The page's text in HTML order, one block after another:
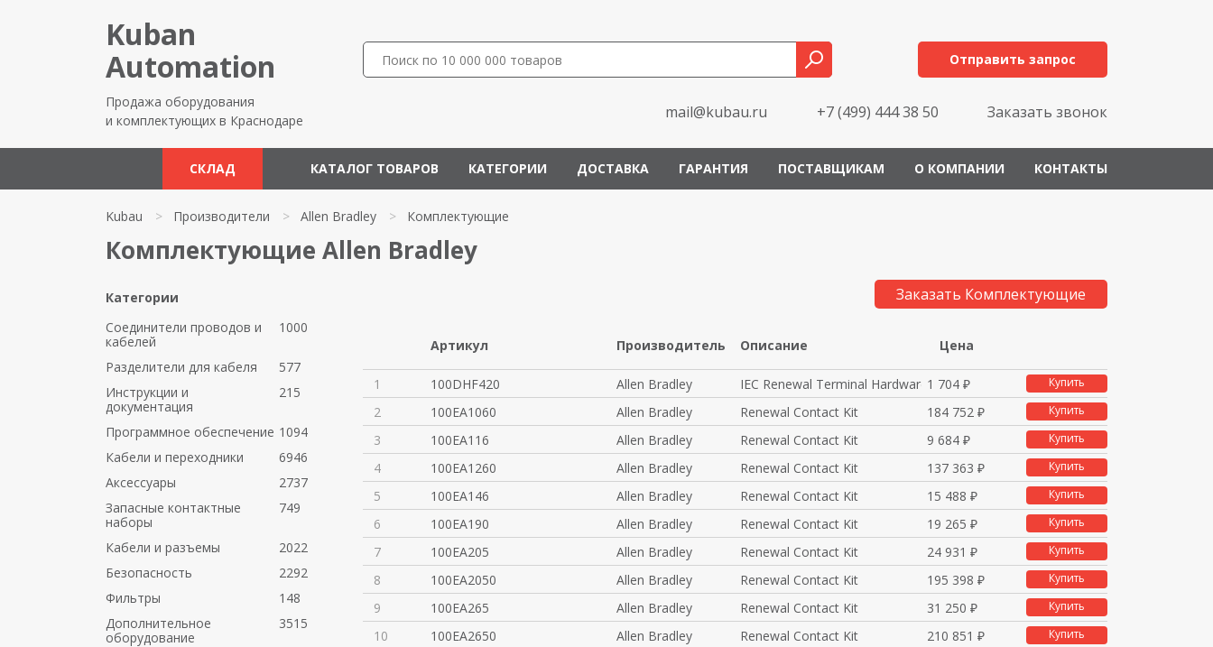
Kuban
Automation
Продажа оборудования
и комплектующих в Краснодаре
Отправить запрос
mail@kubau.ru +7 (499) 444 38 50 Заказать звонок
СКЛАД КАТАЛОГ ТОВАРОВ КАТЕГОРИИ ДОСТАВКА ГАРАНТИЯ ПОСТАВЩИКАМ О КОМПАНИИ КОНТАКТЫ
Kubau > Производители > Allen Bradley > Комплектующие
Комплектующие Allen Bradley
Категории
Соединители проводов и
кабелей
1000
Разделители для кабеля
577
Инструкции и
документация
215
Программное обеспечение 1094
Кабели и переходники
6946
Аксессуары
2737
Запасные контактные
наборы
749
Кабели и разъемы
2022
Безопасность
2292
Фильтры
148
Дополнительное
оборудование
3515
Заказать Комплектующие
Артикул Производитель Описание Цена
1 100DHF420 Allen Bradley IEC Renewal Terminal Hardware1 704 ₽ Купить
2 100EA1060 Allen Bradley Renewal Contact Kit 184 752 ₽ Купить
3 100EA116 Allen Bradley Renewal Contact Kit 9 684 ₽ Купить
4 100EA1260 Allen Bradley Renewal Contact Kit 137 363 ₽ Купить
5 100EA146 Allen Bradley Renewal Contact Kit 15 488 ₽ Купить
6 100EA190 Allen Bradley Renewal Contact Kit 19 265 ₽ Купить
7 100EA205 Allen Bradley Renewal Contact Kit 24 931 ₽ Купить
8 100EA2050 Allen Bradley Renewal Contact Kit 195 398 ₽ Купить
9 100EA265 Allen Bradley Renewal Contact Kit 31 250 ₽ Купить
10 100EA2650 Allen Bradley Renewal Contact Kit 210 851 ₽ Купить